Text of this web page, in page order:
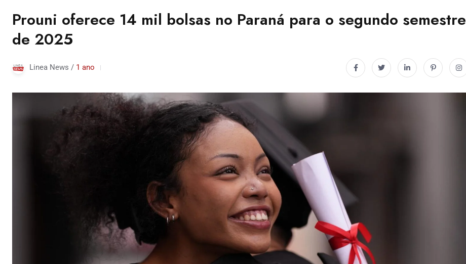
Prouni oferece 14 mil bolsas no Paraná para o segundo semestre
de 2025
Linea News / 1 ano